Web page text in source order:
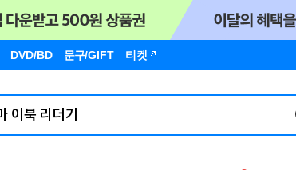
DVD/BD 문구/GIFT 티켓